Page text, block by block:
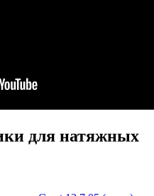
для натяжных